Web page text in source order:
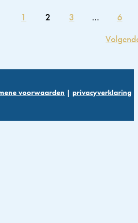
1 2 3 …
6
voorwaarden | privacyverklaring